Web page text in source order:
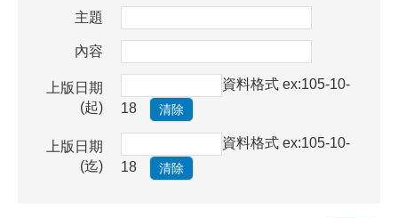
主題
內容
上版日期
(起)
資料格式 ex:105-10-
18
上版日期
(迄)
資料格式 ex:105-10-
18